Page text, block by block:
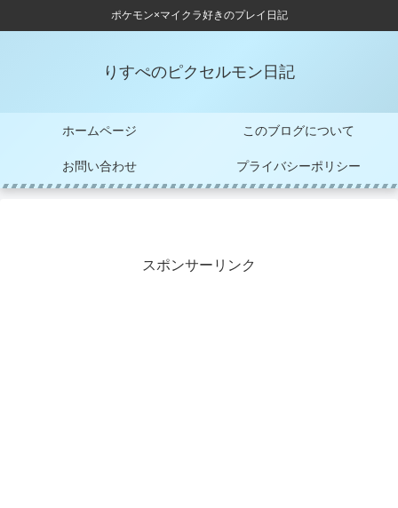
ポケモン×マイクラ好きのプレイ日記
りすぺのピクセルモン日記
ホームページ このブログについて
お問い合わせ プライバシーポリシー
スポンサーリンク